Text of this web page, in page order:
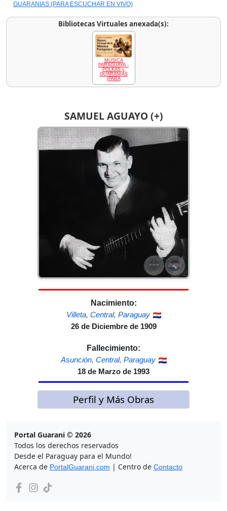
SAMUEL AGUAYO (+)
Nacimiento:
Villeta, Central, Paraguay
26 de Diciembre de 1909
Fallecimiento:
Asunción, Central, Paraguay
18 de Marzo de 1993
Perfil y Más Obras
GUARANIAS (PARA ESCUCHAR EN VIVO)
Bibliotecas Virtuales anexada(s):
MÚSICA
PARAGUAYA -
POLKAS y
GUARANIAS
(PARA
Portal Guarani © 2026
Todos los derechos reservados
Desde el Paraguay para el Mundo!
Acerca de PortalGuarani.com | Centro de Contacto